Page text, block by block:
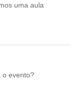
uma aula
o evento?